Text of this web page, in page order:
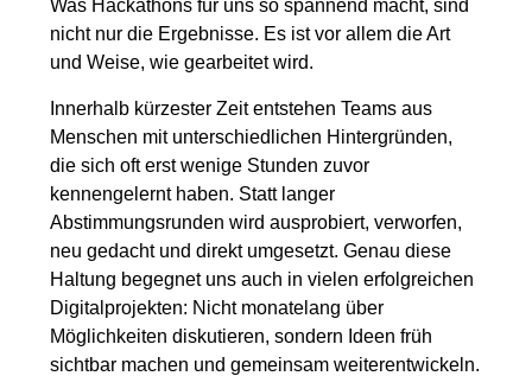
Was Hackathons für uns so spannend macht, sind
nicht nur die Ergebnisse. Es ist vor allem die Art
und Weise, wie gearbeitet wird.
Innerhalb kürzester Zeit entstehen Teams aus
Menschen mit unterschiedlichen Hintergründen,
die sich oft erst wenige Stunden zuvor
kennengelernt haben. Statt langer
Abstimmungsrunden wird ausprobiert, verworfen,
neu gedacht und direkt umgesetzt. Genau diese
Haltung begegnet uns auch in vielen erfolgreichen
Digitalprojekten: Nicht monatelang über
Möglichkeiten diskutieren, sondern Ideen früh
sichtbar machen und gemeinsam weiterentwickeln.